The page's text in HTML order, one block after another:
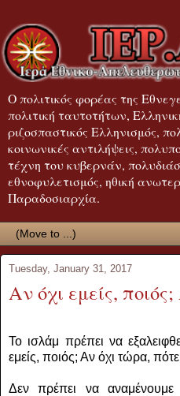
Ο πολιτικός φορέας της
πολιτική ταυτοτήτων,
ριζοσπαστικός Ελληνισμός,
κοινωνικές αντιλήψεις,
τέχνη του κυβερνάν,
εθνοφυλετισμός, ηθική
Παραδοσιαρχία.
Tuesday, January 31, 2017
Αν όχι εμείς,
Το ισλάμ πρέπει να
εμείς, ποιός; Αν όχι τώρα,
Δεν πρέπει να